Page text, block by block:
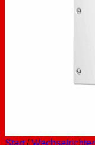
Start / Wechselrichter